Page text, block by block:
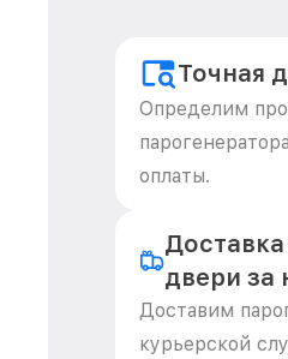
Точная
Определим
оплаты.
двери за
Доставим
курьерской